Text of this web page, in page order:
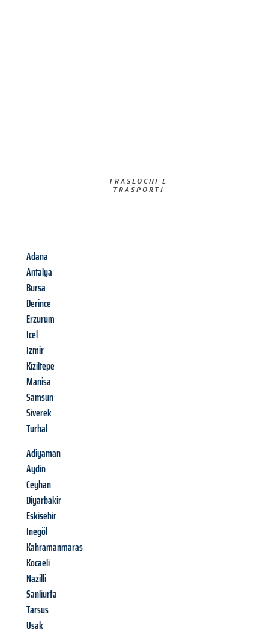
TRASLOCHI E
TRASPORTI​
Adana
Antalya
Bursa
Derince
Erzurum
Icel
Izmir
Kiziltepe
Manisa
Samsun
Siverek
Turhal
Adiyaman
Aydin
Ceyhan
Diyarbakir
Eskisehir
Inegöl
Kahramanmaras
Kocaeli
Nazilli
Sanliurfa
Tarsus
Usak